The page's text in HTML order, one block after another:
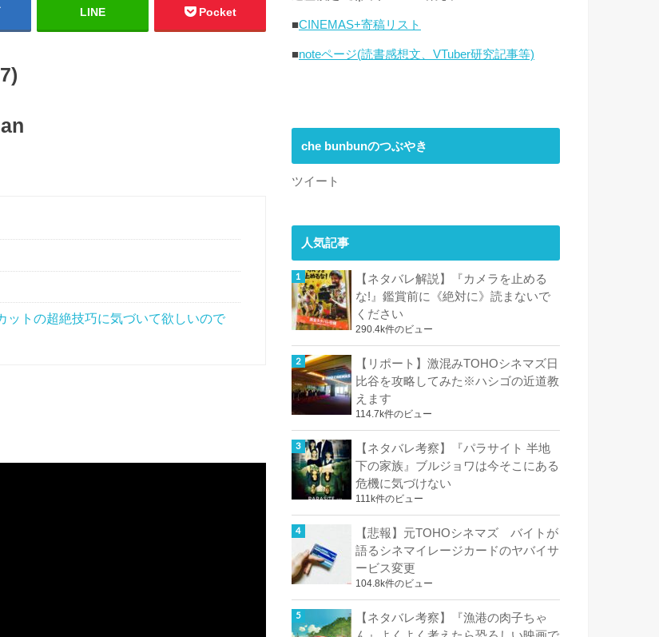
LINE Pocket
ットの超絶技巧に気づいて欲しいので
■CINEMAS+寄稿リスト
■noteページ(読書感想文、VTuber研究記事等)
che bunbunのつぶやき
ツイート
人気記事
【ネタバレ解説】『カメラを止める
な!』鑑賞前に《絶対に》読まないで
ください
290.4k件のビュー
【リポート】激混みTOHOシネマズ日
比谷を攻略してみた※ハシゴの近道教
えます
114.7k件のビュー
【ネタバレ考察】『パラサイト 半地
下の家族』ブルジョワは今そこにある
危機に気づけない
111k件のビュー
【悲報】元TOHOシネマズ バイトが
語るシネマイレージカードのヤバイサ
ービス変更
104.8k件のビュー
【ネタバレ考察】『漁港の肉子ちゃ